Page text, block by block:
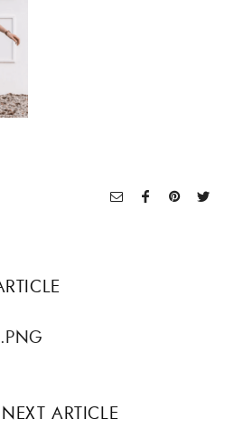
NEXT ARTICLE